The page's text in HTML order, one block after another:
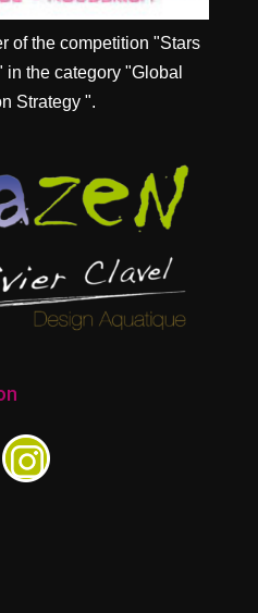
of the competition "Stars
the category "Global
Strategy ".